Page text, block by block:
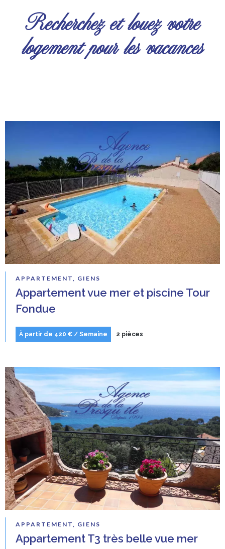
Recherchez et louez votre
logement pour les vacances
APPARTEMENT, GIENS
Appartement vue mer et piscine Tour
Fondue
À partir de 420 € / Semaine 2 pièces
APPARTEMENT, GIENS
Appartement T3 très belle vue mer